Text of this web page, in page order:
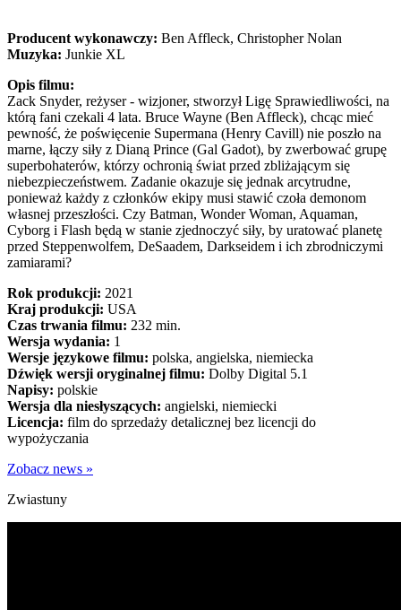
Producent wykonawczy: Ben Affleck, Christopher Nolan
Muzyka: Junkie XL
Opis filmu:
Zack Snyder, reżyser - wizjoner, stworzył Ligę Sprawiedliwości, na
którą fani czekali 4 lata. Bruce Wayne (Ben Affleck), chcąc mieć
pewność, że poświęcenie Supermana (Henry Cavill) nie poszło na
marne, łączy siły z Dianą Prince (Gal Gadot), by zwerbować grupę
superbohaterów, którzy ochronią świat przed zbliżającym się
niebezpieczeństwem. Zadanie okazuje się jednak arcytrudne,
ponieważ każdy z członków ekipy musi stawić czoła demonom
własnej przeszłości. Czy Batman, Wonder Woman, Aquaman,
Cyborg i Flash będą w stanie zjednoczyć siły, by uratować planetę
przed Steppenwolfem, DeSaadem, Darkseidem i ich zbrodniczymi
zamiarami?
Rok produkcji: 2021
Kraj produkcji: USA
Czas trwania filmu: 232 min.
Wersja wydania: 1
Wersje językowe filmu: polska, angielska, niemiecka
Dźwięk wersji oryginalnej filmu: Dolby Digital 5.1
Napisy: polskie
Wersja dla niesłyszących: angielski, niemiecki
Licencja: film do sprzedaży detalicznej bez licencji do
wypożyczania
Zobacz news »
Zwiastuny